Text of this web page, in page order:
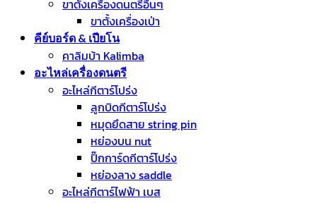
ขาตั้งเครื่องดนตรีอื่นๆ
ขาตั้งเครื่องเป่า
คีย์บอร์ด & เปียโน
คาลิมบ้า Kalimba
อะไหล่เครื่องดนตรี
อะไหล่กีตาร์โปร่ง
ลูกบิดกีตาร์โปร่ง
หมุดยึดสาย string pin
หย่องบน nut
ปิ๊กการ์ดกีตาร์โปร่ง
หย่องลาง saddle
อะไหล่กีตาร์ไฟฟ้า เบส